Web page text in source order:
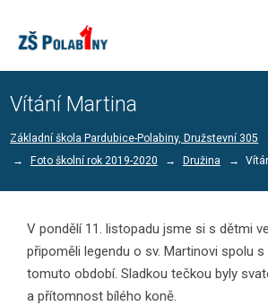
Vítání Martina
Základní škola Pardubice-Polabiny, Družstevní 305
Foto školní rok 2019-2020
Družina
V pondělí 11. listopadu jsme si s dětmi
připoměli legendu o sv. Martinovi spolu
tomuto období. Sladkou tečkou byly
a přítomnost bílého koně.